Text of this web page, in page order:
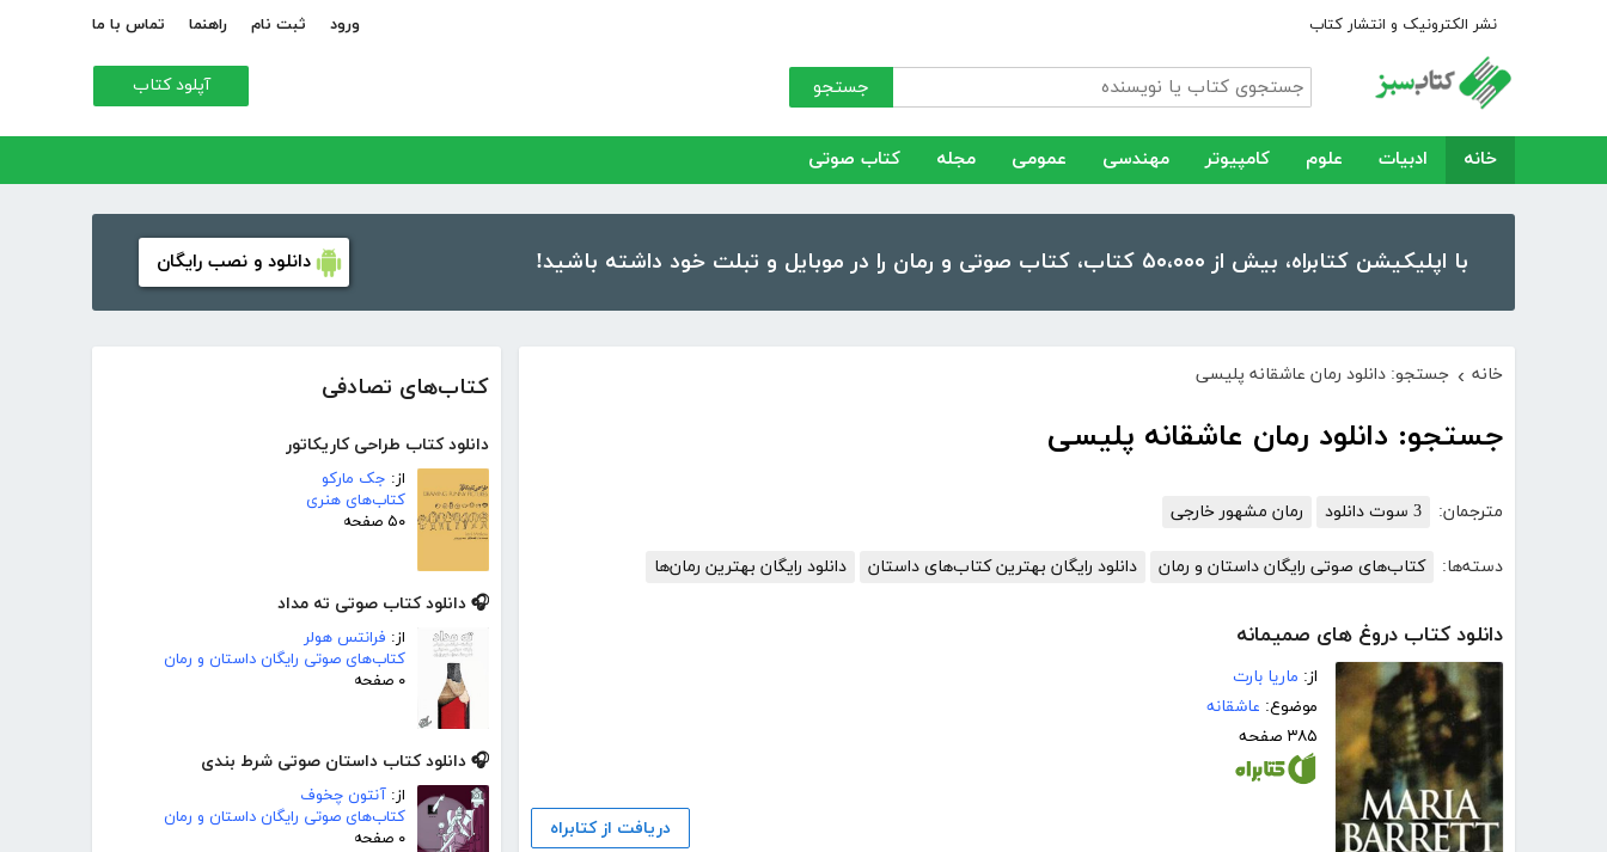
نشر الکترونیک و انتشار کتاب ورود ثبت نام راهنما تماس با ما
جستجو آپلود کتاب
خانه ادبیات علوم کامپیوتر مهندسی عمومی مجله کتاب صوتی
با اپلیکیشن کتابراه، بیش از ۵۰،۰۰۰ کتاب، کتاب صوتی و رمان را در موبایل و تبلت خود داشته باشید! دانلود و نصب رایگان
کتاب‌های تصادفی
دانلود کتاب طراحی کاریکاتور
از: جک مارکو
کتاب‌های هنری
۵۰ صفحه
🎧 دانلود کتاب صوتی ته مداد
از: فرانتس هولر
کتاب‌های صوتی رایگان داستان و رمان
۰ صفحه
🎧 دانلود کتاب داستان صوتی شرط بندی
از: آنتون چخوف
کتاب‌های صوتی رایگان داستان و رمان
۰ صفحه
خانه › جستجو: دانلود رمان عاشقانه پلیسی
جستجو: دانلود رمان عاشقانه پلیسی
مترجمان: 3 سوت دانلود رمان مشهور خارجی
دسته‌ها: کتاب‌های صوتی رایگان داستان و رمان دانلود رایگان بهترین کتاب‌های داستان دانلود رایگان بهترین رمان‌ها
دانلود کتاب دروغ های صمیمانه
از: ماریا بارت
موضوع: عاشقانه
۳۸۵ صفحه
دریافت از کتابراه